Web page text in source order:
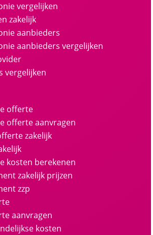
vergelijken
zakelijk
aanbieders
aanbieders vergelijken
vergelijken
offerte
offerte aanvragen
zakelijk
kosten berekenen
zakelijk prijzen
zzp
aanvragen
kosten